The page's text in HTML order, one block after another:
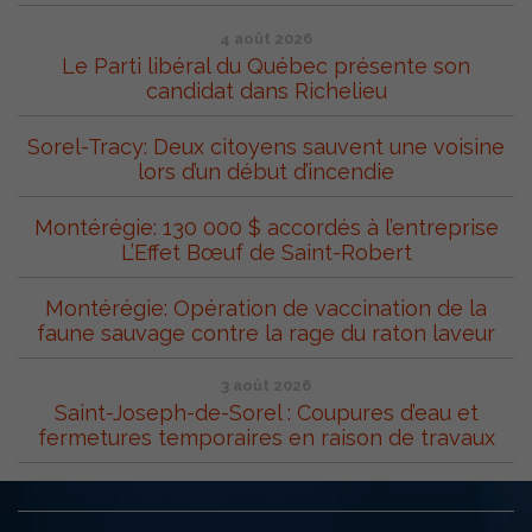
4 août 2026
Le Parti libéral du Québec présente son
candidat dans Richelieu
Sorel-Tracy: Deux citoyens sauvent une voisine
lors d’un début d’incendie
Montérégie: 130 000 $ accordés à l’entreprise
L’Effet Bœuf de Saint-Robert
Montérégie: Opération de vaccination de la
faune sauvage contre la rage du raton laveur
3 août 2026
Saint-Joseph-de-Sorel : Coupures d’eau et
fermetures temporaires en raison de travaux